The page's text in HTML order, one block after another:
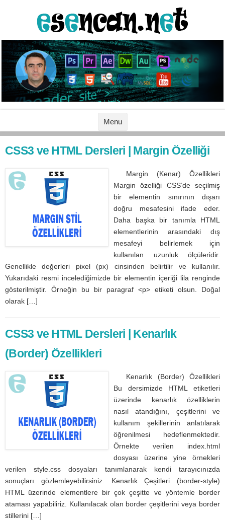
Menu
CSS3 ve HTML Dersleri | Margin Özelliği
Margin (Kenar) Özellikleri
Margin özelliği CSS’de seçilmiş
bir elementin sınırının dışarı
doğru mesafesini ifade eder.
Daha başka bir tanımla HTML
elementlerinin arasındaki dış
mesafeyi belirlemek için
kullanılan uzunluk ölçüleridir.
Genellikle değerleri pixel (px) cinsinden belirtilir ve kullanılır.
Yukarıdaki resmi incelediğimizde bir elementin içeriği lila renginde
gösterilmiştir. Örneğin bu bir paragraf <p> etiketi olsun. Doğal
olarak […]
CSS3 ve HTML Dersleri | Kenarlık
(Border) Özellikleri
Kenarlık (Border) Özellikleri
Bu dersimizde HTML etiketleri
üzerinde kenarlık özelliklerin
nasıl atandığını, çeşitlerini ve
kullanım şekillerinin anlatılarak
öğrenilmesi hedeflenmektedir.
Örnekte verilen index.html
dosyası üzerine yine örnekleri
verilen style.css dosyaları tanımlanarak kendi tarayıcınızda
sonuçları gözlemleyebilirsiniz. Kenarlık Çeşitleri (border-style)
HTML üzerinde elementlere bir çok çeşitte ve yöntemle border
ataması yapabiliriz. Kullanılacak olan border çeşitlerini veya border
stillerini […]